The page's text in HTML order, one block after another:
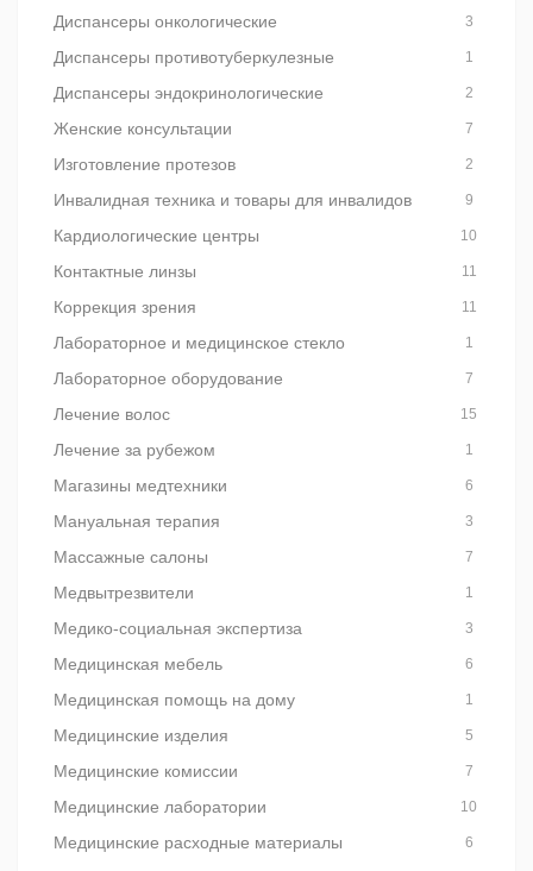
Диспансеры онкологические 3
Диспансеры противотуберкулезные 1
Диспансеры эндокринологические 2
Женские консультации 7
Изготовление протезов 2
Инвалидная техника и товары для инвалидов 9
Кардиологические центры 10
Контактные линзы 11
Коррекция зрения 11
Лабораторное и медицинское стекло 1
Лабораторное оборудование 7
Лечение волос 15
Лечение за рубежом 1
Магазины медтехники 6
Мануальная терапия 3
Массажные салоны 7
Медвытрезвители 1
Медико-социальная экспертиза 3
Медицинская мебель 6
Медицинская помощь на дому 1
Медицинские изделия 5
Медицинские комиссии 7
Медицинские лаборатории 10
Медицинские расходные материалы 6